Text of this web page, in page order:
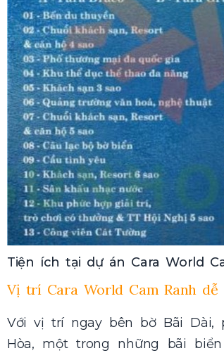
Tiện ích tại dự án Cara World
Vị trí Cara World Cam Ranh
Với vị trí ngay bên bờ Bãi Dài,
Hòa, một trong những bãi